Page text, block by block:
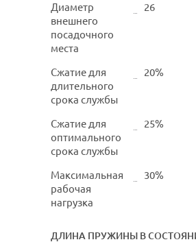
Диаметр
внешнего
посадочного
места
26
Сжатие для
длительного
срока службы
20%
Сжатие для
оптимального
срока службы
25%
Максимальная
рабочая
нагрузка
30%
ДЛИНА ПРУЖИНЫ В